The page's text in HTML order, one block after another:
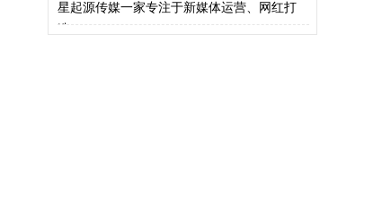
星起源传媒一家专注于新媒体运营、网红打
造、I